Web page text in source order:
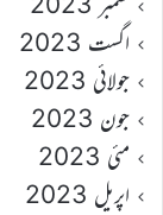
اگست 2023
جولائی 2023
جون 2023
مئی 2023
اپریل 2023